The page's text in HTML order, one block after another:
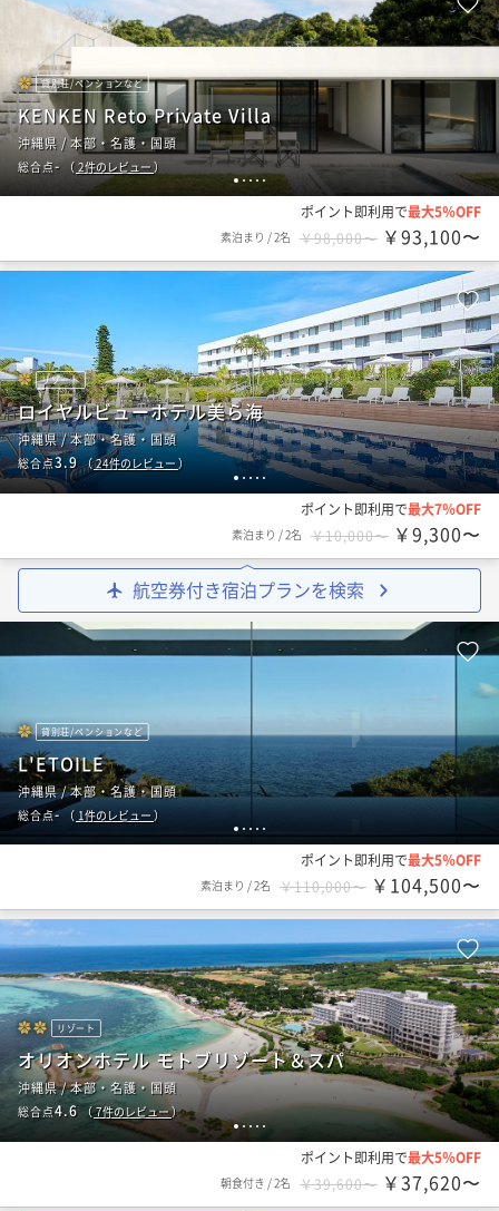
1234 5
貸別荘/ペンションなど
KENKEN Reto Private Villa
沖縄県 / 本部・名護・国頭
総合点-（ 2件のレビュー）
ポイント即利用で最大5％OFF
素泊まり /2名 ￥98,000〜 ￥93,100〜
1 2 3 4 5
リゾート
ロイヤルビューホテル美ら海
沖縄県 / 本部・名護・国頭
総合点3.9（24件のレビュー）
ポイント即利用で最大7％OFF
素泊まり /2名 ￥10,000〜 ￥9,300〜
航空券付き宿泊プランを検索
1 2 3 4 5
貸別荘/ペンションなど
L'ETOILE
沖縄県 / 本部・名護・国頭
総合点-（ 1件のレビュー）
ポイント即利用で最大5％OFF
素泊まり /2名 ￥110,000〜 ￥104,500〜
123 4 5
リゾート
オリオンホテル モトブリゾート＆スパ
沖縄県 / 本部・名護・国頭
総合点4.6 （7件のレビュー）
ポイント即利用で最大5％OFF
朝食付き /2名 ￥39,600〜 ￥37,620〜